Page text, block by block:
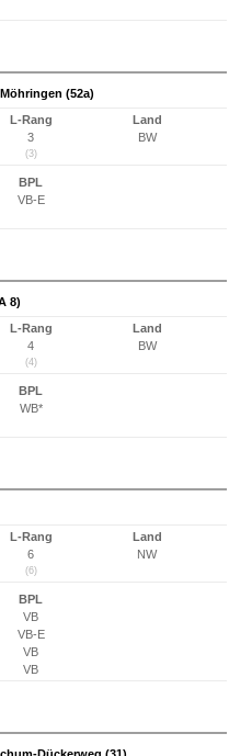
(52a)
L-Rang
3
(3)
Land
BW
BPL
VB-E
8)
L-Rang
4
(4)
Land
BW
BPL
WB*
L-Rang
6
(6)
Land
NW
BPL
VB
VB-E
VB
VB